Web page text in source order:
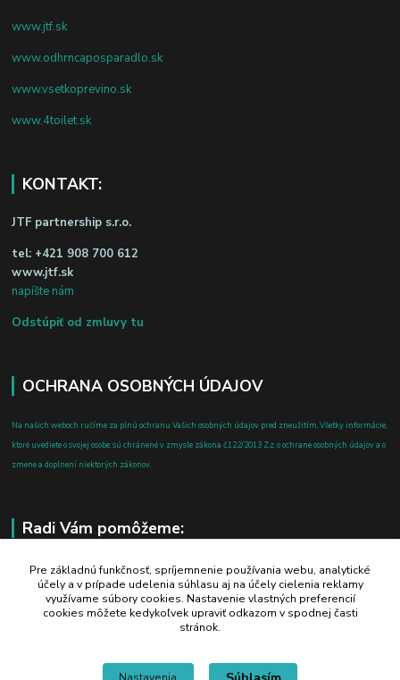
www.jtf.sk
www.odhrncaposparadlo.sk
www.vsetkoprevino.sk
www.4toilet.sk
KONTAKT:
JTF partnership s.r.o.
tel: +421 908 700 612
www.jtf.sk
napíšte nám
Odstúpiť od zmluvy tu
OCHRANA OSOBNÝCH ÚDAJOV
Na našich weboch ručíme za plnú ochranu Vašich osobných údajov pred zneužitím. Všetky informácie,
ktoré uvediete o svojej osobe, sú chránené v zmysle zákona č.122/2013 Z.z. o ochrane osobných údajov a o
zmene a doplnení niektorých zákonov.
Radi Vám pomôžeme:
+421 908 700 612
po-pia: 8.00 - 16.00
business@jtf.sk
Pre základnú funkčnosť, spríjemnenie používania webu, analytické
účely a v prípade udelenia súhlasu aj na účely cielenia reklamy
využívame súbory cookies. Nastavenie vlastných preferencií
cookies môžete kedykoľvek upraviť odkazom v spodnej časti
stránok.